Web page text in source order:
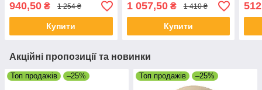
940,50 ₴ 1 254 ₴
Купити
1 057,50₴ 1 410 ₴
Купити
Акційні пропозиції та новинки
Топ продажів –25% Топ продажів –25%